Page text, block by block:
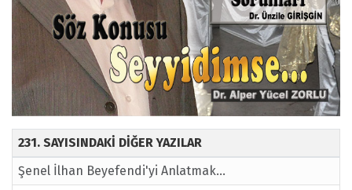
231. SAYISINDAKİ DİĞER YAZILAR
Şenel İlhan Beyefendi'yi Anlatmak...